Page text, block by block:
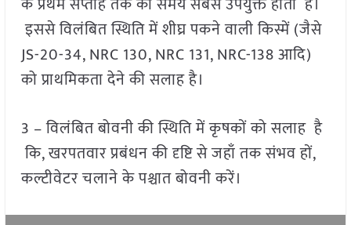
इससे विलंबित स्थिति में शीघ्र पकने वाली किस्में (जैसे
JS-20-34, NRC 130, NRC 131, NRC-138 आदि)
को प्राथमिकता देने की सलाह है।
3 – विलंबित बोवनी की स्थिति में कृषकों को सलाह है
कि, खरपतवार प्रबंधन की दृष्टि से जहाँ तक संभव हों,
कल्टीवेटर चलाने के पश्चात बोवनी करें।